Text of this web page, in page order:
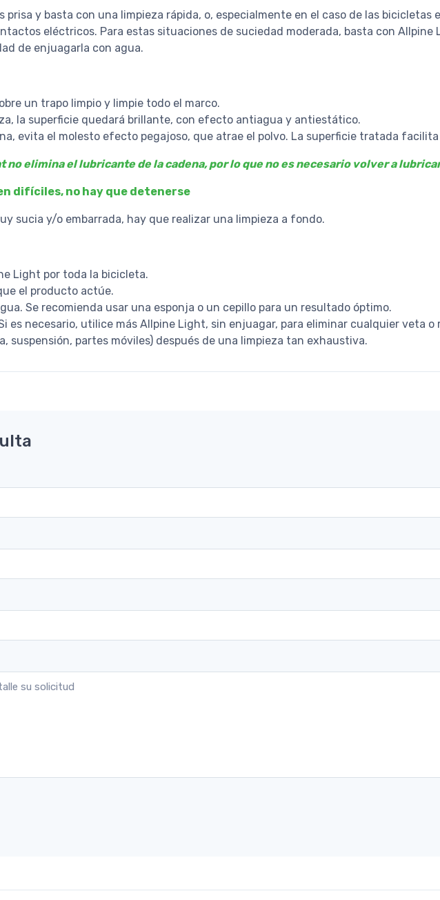
prisa y basta con una limpieza rápida, o, especialmente en el caso de las
eléctricos. Para estas situaciones de suciedad moderada, basta con Allpine
de enjuagarla con agua.
un trapo limpio y limpie todo el marco.
la superficie quedará brillante, con efecto antiagua y antiestático.
evita el molesto efecto pegajoso, que atrae el polvo. La superficie tratada
no elimina el lubricante de la cadena, por lo que no es necesario volver a
difíciles, no hay que detenerse
sucia y/o embarrada, hay que realizar una limpieza a fondo.
Light por toda la bicicleta.
el producto actúe.
Se recomienda usar una esponja o un cepillo para un resultado óptimo.
es necesario, utilice más Allpine Light, sin enjuagar, para eliminar cualquier veta o
suspensión, partes móviles) después de una limpieza tan exhaustiva.